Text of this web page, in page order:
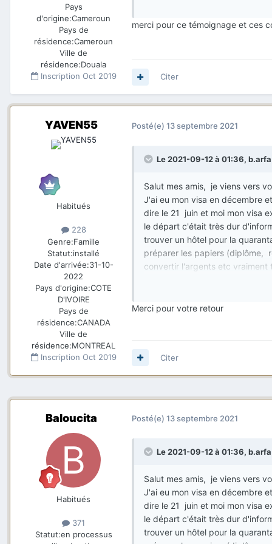
Pays
d'origine:Cameroun
Pays de
résidence:Cameroun
Ville de
résidence:Douala
Inscription Oct 2019
À Montréal autre chose tous
dans les machines installés
quarantaine avec seulement
premier entretien et après les
inscription des enfants) le tout
sommes des nouveaux
pour trouver une solution ).
Mes conseils:
Préparer l'évaluation des
l'inscription (gagner plus de
traduits, les attestations
Profiter le plus de temps avec
Le Canada est un beau pays
Je vous souhaite un rapide
continuation.
merci pour ce témoignage et ces
Citer
YAVEN55
Habitués
228
Genre:Famille
Statut:installé
Date d'arrivée:31-10-
2022
Pays d'origine:COTE
D'IVOIRE
Pays de
résidence:CANADA
Ville de
résidence:MONTREAL
Inscription Oct 2019
Posté(e) 13 septembre 2021
Le 2021-09-12 à 01:36, b.arfa
Salut mes amis, je viens vers
J'ai eu mon visa en décembre
dire le 21 juin et moi mon visa
le départ c'était très dur
trouver un hôtel pour la
préparer les papiers (diplôme,
convertir l'argents etc vraiment
À Montréal autre chose tous
dans les machines installés
quarantaine avec seulement
meubles etc donc j'étais obligé
Concernant les papiers (nas,
inscription des enfants) le tout
point noir ici presque tout les
vous ou bien de convaincre le
Mes conseils:
Préparer l'évaluation des
l'inscription (gagner plus de
traduits, les attestations
Profiter le plus de temps avec
Merci pour votre retour
Citer
Baloucita
Habitués
371
Statut:en processus
Posté(e) 13 septembre 2021
Le 2021-09-12 à 01:36, b.arfa
Salut mes amis, je viens vers
J'ai eu mon visa en décembre
dire le 21 juin et moi mon visa
le départ c'était très dur
trouver un hôtel pour la